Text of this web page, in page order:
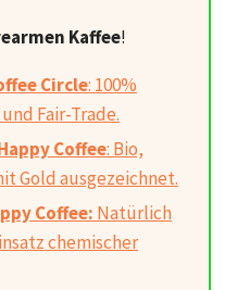
Kaffee!
Circle: 100%
Fair-Trade.
Coffee: Bio,
Gold ausgezeichnet.
Coffee: Natürlich
chemischer